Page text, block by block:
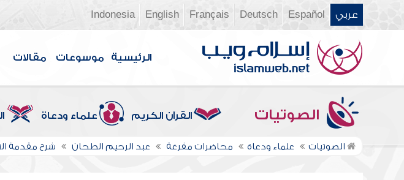
عربي Español
Deutsch
Français
English
Indonesia
الرئيسية موسوعات مقالات
الصوتيات القرآن الكريم علماء ودعاة
الصوتيات علماء ودعاة محاضرات مفرغة عبد الرحيم الطحان شرح مقدمة